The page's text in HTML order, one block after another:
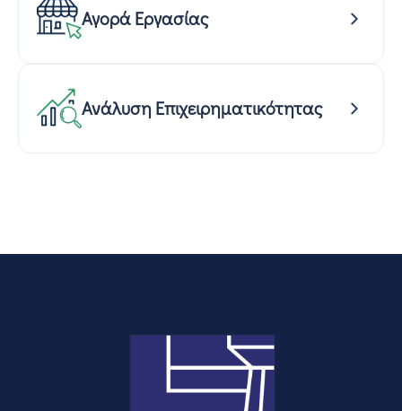
Αγορά Εργασίας
Ανάλυση Επιχειρηματικότητας